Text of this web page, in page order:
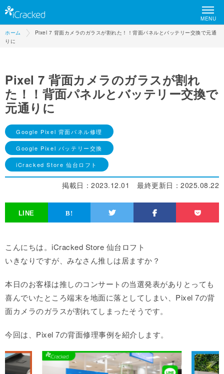
MENU
ホーム
Pixel 7 背面カメラのガラスが割れた！！背面パネルとバッテリー交換で元通
りに
Pixel 7 背面カメラのガラスが割れ
た！！背面パネルとバッテリー交換で
元通りに
Google Pixel 背面パネル修理
Google Pixel バッテリー交換
iCracked Store 仙台ロフト
最終更新日： 2025.08.22
掲載日： 2023.12.01
こんにちは。iCracked Store 仙台ロフト
いきなりですが、みなさん推しは居ますか？
本日のお客様は推しのコンサートの当選発表がありとっても
喜んでいたところ端末を地面に落としてしまい、Pixel 7の背
面カメラのガラスが割れてしまったそうです。
今回は、Pixel 7の背面修理事例を紹介します。